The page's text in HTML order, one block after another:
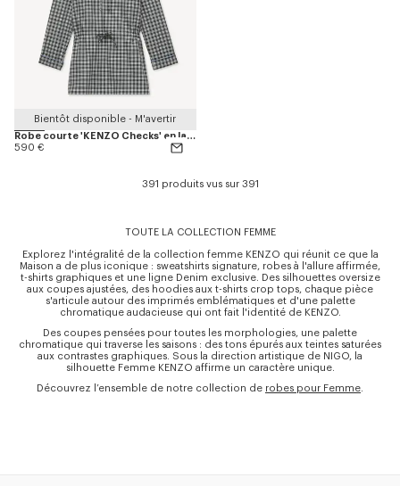
Bientôt disponible - M'avertir
Robe courte 'KENZO Checks' en laine et coton
590 €
391 produits vus sur 391
TOUTE LA COLLECTION FEMME
Explorez l'intégralité de la collection femme KENZO qui réunit ce que la
Maison a de plus iconique : sweatshirts signature, robes à l'allure affirmée,
t-shirts graphiques et une ligne Denim exclusive. Des silhouettes oversize
aux coupes ajustées, des hoodies aux t-shirts crop tops, chaque pièce
s'articule autour des imprimés emblématiques et d'une palette
chromatique audacieuse qui ont fait l'identité de KENZO.
Des coupes pensées pour toutes les morphologies, une palette
chromatique qui traverse les saisons : des tons épurés aux teintes saturées
aux contrastes graphiques. Sous la direction artistique de NIGO, la
silhouette Femme KENZO affirme un caractère unique.
Découvrez l’ensemble de notre collection de robes pour Femme